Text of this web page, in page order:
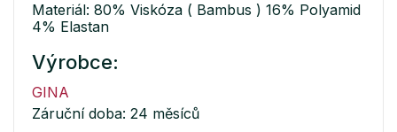
Materiál: 80% Viskóza ( Bambus ) 16% Polyamid
4% Elastan
Výrobce:
GINA
Záruční doba: 24 měsíců